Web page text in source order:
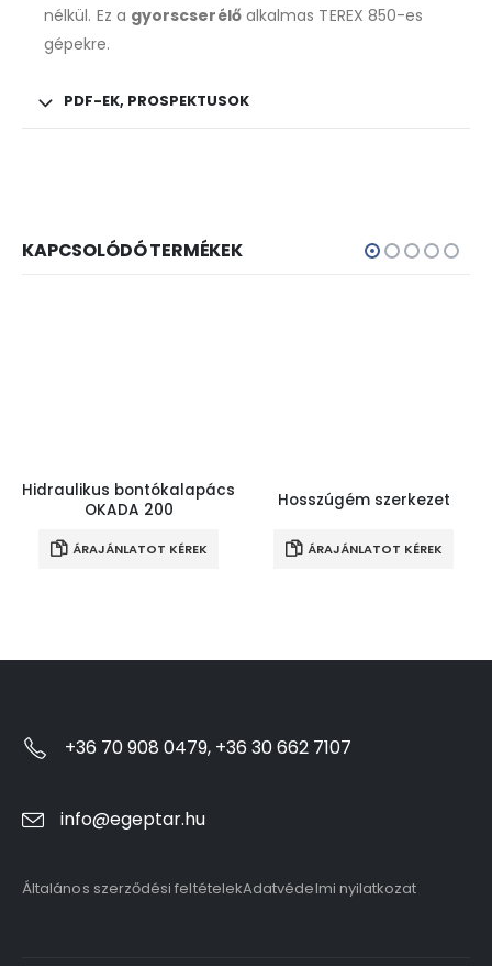
nélkül. Ez a gyorscserélőalkalmas TEREX 850-es
gépekre.
PDF-EK, PROSPEKTUSOK
KAPCSOLÓDÓ TERMÉKEK
Hidraulikus bontókalapács
OKADA 200
ÁRAJÁNLATOT KÉREK
Hosszúgém szerkezet
ÁRAJÁNLATOT KÉREK
+36 70 908 0479, +36 30 662 7107
info@egeptar.hu
Általános szerződési feltételekAdatvédelmi nyilatkozat